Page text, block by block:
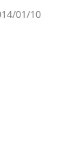
丈夫瑞尼(普
01/10